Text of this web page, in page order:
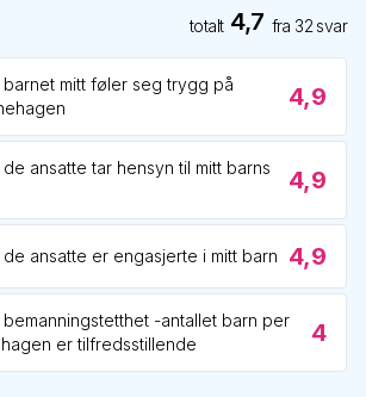
totalt 4,7 fra 32 svar
mitt føler seg trygg på
4,9
ansatte tar hensyn til mitt barns
4,9
ansatte er engasjerte i mitt barn 4,9
-antallet barn per
er tilfredsstillende
4